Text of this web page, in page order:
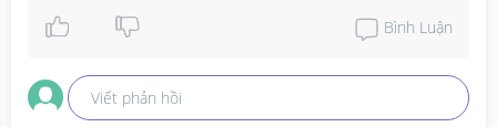
Bình Luận
Viết phản hồi